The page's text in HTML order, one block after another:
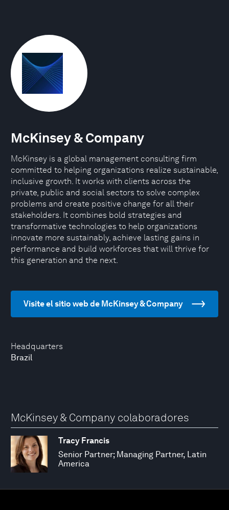
Headquarters
Brazil
McKinsey & Company
McKinsey is a global management consulting firm
committed to helping organizations realize sustainable,
inclusive growth. It works with clients across the
private, public and social sectors to solve complex
problems and create positive change for all their
stakeholders. It combines bold strategies and
transformative technologies to help organizations
innovate more sustainably, achieve lasting gains in
performance and build workforces that will thrive for
this generation and the next.
Visite el sitio web de McKinsey & Company
McKinsey & Company colaboradores
Tracy Francis
Senior Partner; Managing Partner, Latin
America